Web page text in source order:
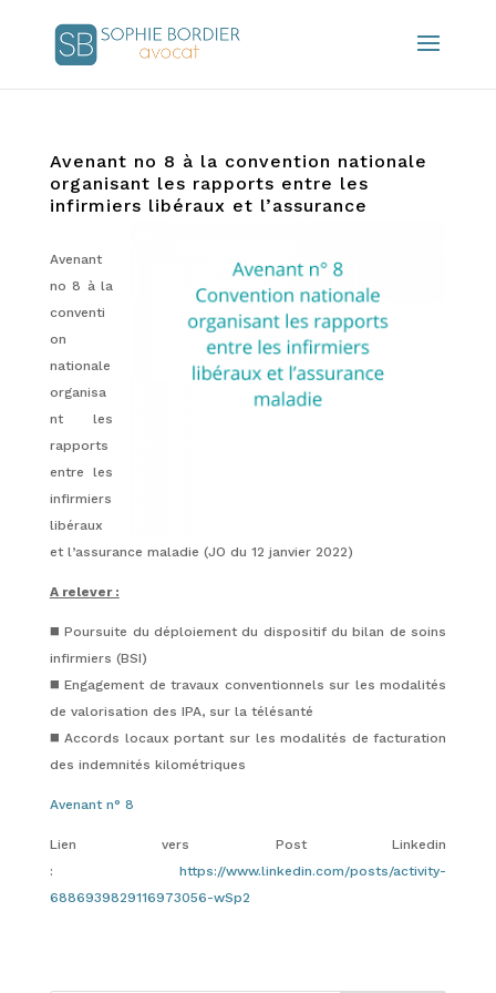
Avenant no 8 à la convention nationale
organisant les rapports entre les
infirmiers libéraux et l’assurance
Avenant
no 8 à la
conventi
on
nationale
organisa
nt les
rapports
entre les
infirmiers
libéraux
et l’assurance maladie (JO du 12 janvier 2022)
A relever :
◼️ Poursuite du déploiement du dispositif du bilan de soins
infirmiers (BSI)
◼️ Engagement de travaux conventionnels sur les modalités
de valorisation des IPA, sur la télésanté
◼️ Accords locaux portant sur les modalités de facturation
des indemnités kilométriques
Avenant n° 8
Lien vers Post Linkedin
:https://www.linkedin.com/posts/activity-
6886939829116973056-wSp2